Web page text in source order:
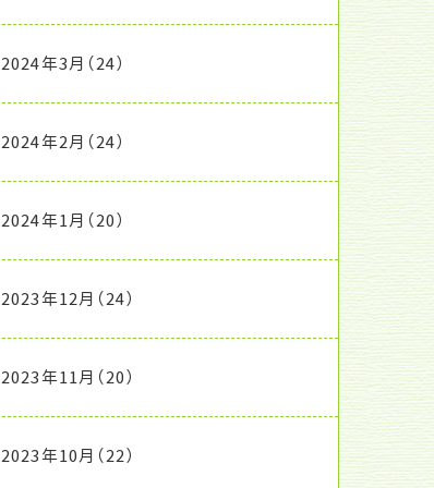
2024年3月 （24）
2024年2月 （24）
2024年1月 （20）
2023年12月 （24）
2023年11月 （20）
2023年10月 （22）